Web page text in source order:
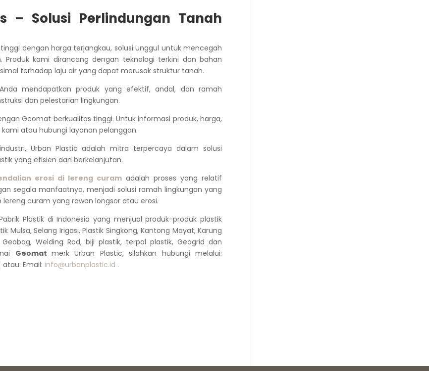
– Solusi Perlindungan Tanah
dengan harga terjangkau, solusi unggul untuk mencegah
kami dirancang dengan teknologi terkini dan bahan
terhadap laju air yang dapat merusak struktur tanah.
mendapatkan produk yang efektif, andal, dan ramah
dan pelestarian lingkungan.
Geomat berkualitas tinggi. Untuk informasi produk, harga,
atau hubungi layanan pelanggan.
Urban Plastic adalah mitra terpercaya dalam solusi
yang efisien dan berkelanjutan.
erosi di lereng curam adalah proses yang relatif
segala manfaatnya, menjadi solusi ramah lingkungan yang
curam yang rawan longsor atau erosi.
Plastik di Indonesia yang menjual produk-produk plastik
Mulsa, Selang Irigasi, Plastik Singkong, Kantong Mayat, Karung
Welding Rod, biji plastik, terpal plastik, Geogrid dan
Geomatmerk Urban Plastic, silahkan hubungi melalui:
Email: info@urbanplastic.id .